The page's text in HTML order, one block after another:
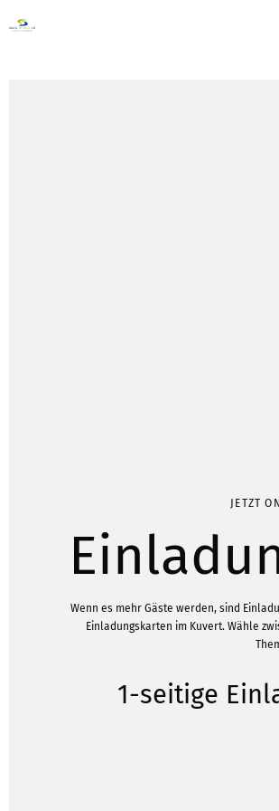
JETZT
Wenn es mehr Gäste werden, sind
Einladungskarten im Kuvert. Wähle
1-seitige